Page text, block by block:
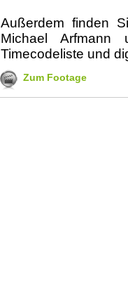
Außerdem finden
Michael Arfmann
Timecodeliste und
Zum Footage